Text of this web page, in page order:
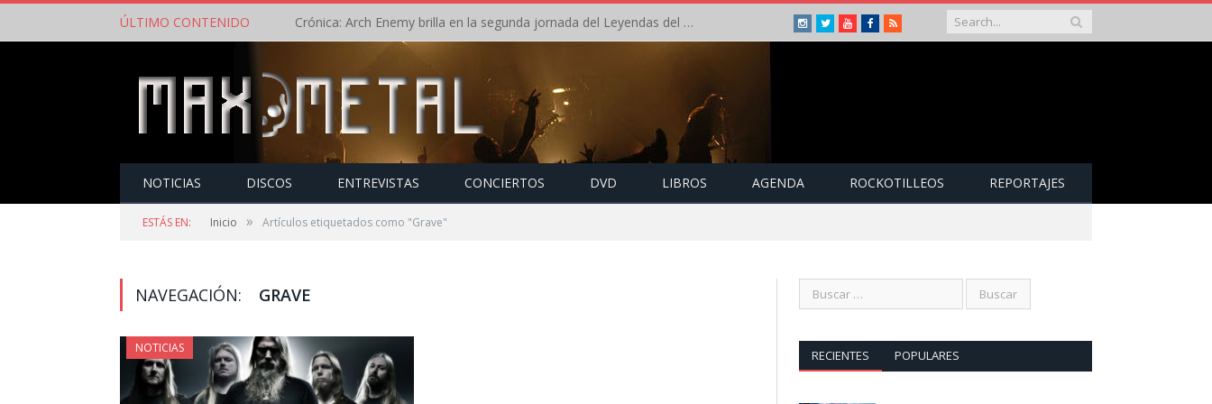
ÚLTIMO CONTENIDO Crónica: Arch Enemy brilla en la segunda jornada del Leyendas del Rock – Jueves – Agosto 2026 Instagram
TwitterYoutubeFacebook
RSS
NOTICIAS DISCOS ENTREVISTAS CONCIERTOS DVD LIBROS AGENDA ROCKOTILLEOS REPORTAJES
ESTÁS EN: Inicio » Artículos etiquetados como "Grave"
NAVEGACIÓN: GRAVE
NOTICIAS RECIENTES POPULARES